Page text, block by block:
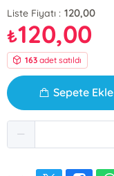
Liste Fiyatı : 120,00
₺120,00
163 adet satıldı
Sepete Ekle